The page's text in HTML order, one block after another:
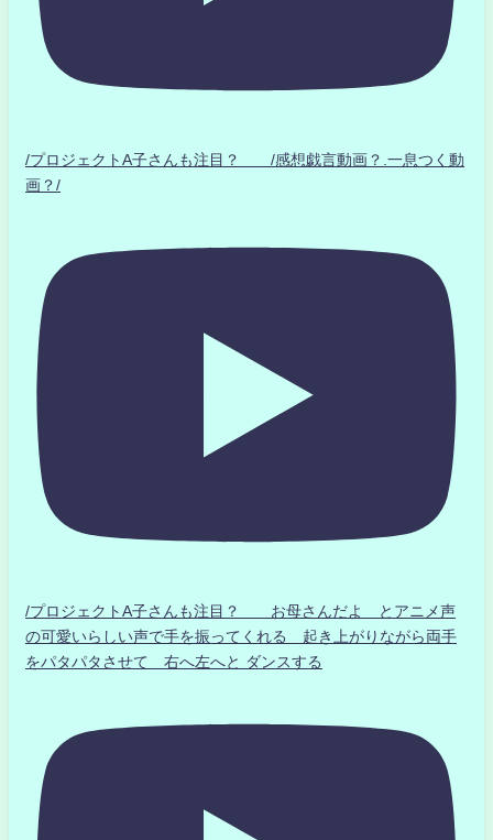
/プロジェクトA子さんも注目？ /感想戯言動画？.一息つく動
画？/
/プロジェクトA子さんも注目？ お母さんだよ とアニメ声
の可愛いらしい声で手を振ってくれる 起き上がりながら両手
をパタパタさせて 右へ左へと ダンスする